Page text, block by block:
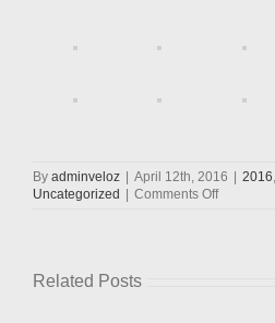
By adminveloz | April 12th, 2016 | 2016
Uncategorized | Comments Offon
Related Posts